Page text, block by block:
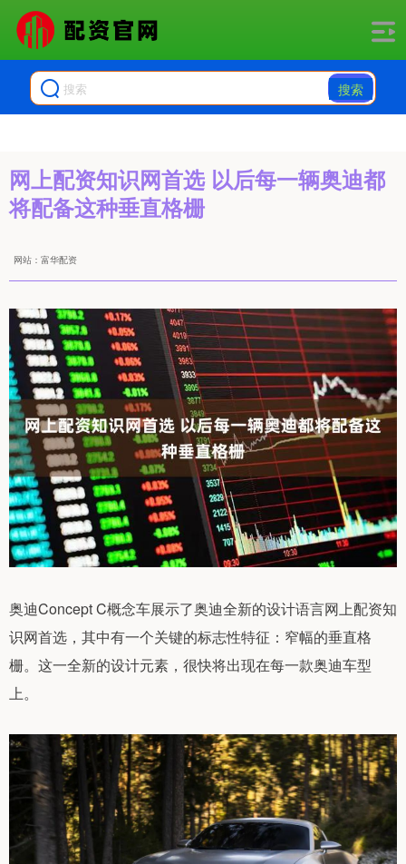
搜索
网上配资知识网首选 以后每一辆奥迪都
将配备这种垂直格栅
网站：富华配资
奥迪Concept C概念车展示了奥迪全新的设计语言网上配资知
识网首选，其中有一个关键的标志性特征：窄幅的垂直格
栅。这一全新的设计元素，很快将出现在每一款奥迪车型
上。